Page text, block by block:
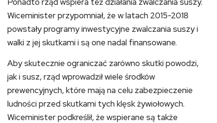
Wiceminister przypomniał, że w latach 2015-2018
powstały programy inwestycyjne zwalczania suszy i
walki z jej skutkami i są one nadal finansowane.
Aby skutecznie ograniczać zarówno skutki powodzi,
jak i susz, rząd wprowadził wiele środków
prewencyjnych, które mają na celu zabezpieczenie
ludności przed skutkami tych klęsk żywiołowych.
Wiceminister podkreślił, że wspierane są także